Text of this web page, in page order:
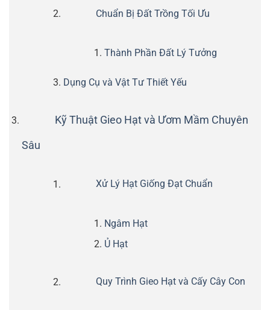
Chuẩn Bị Đất Trồng Tối Ưu
Thành Phần Đất Lý Tưởng
Dụng Cụ và Vật Tư Thiết Yếu
Kỹ Thuật Gieo Hạt và Ươm Mầm Chuyên
Sâu
Xử Lý Hạt Giống Đạt Chuẩn
Ngâm Hạt
Ủ Hạt
Quy Trình Gieo Hạt và Cấy Cây Con